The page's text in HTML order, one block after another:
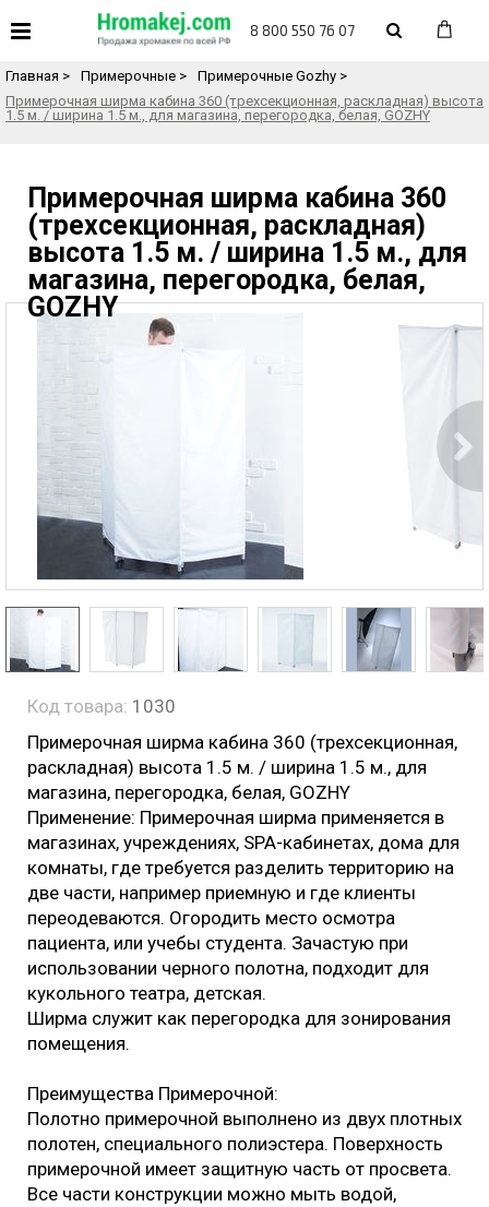
8 800 550 76 07
Назад в каталог товаров
Главная > Примерочные > Примерочные Gozhy >
Примерочная ширма кабина 360 (трехсекционная, раскладная) высота
1.5 м. / ширина 1.5 м., для магазина, перегородка, белая, GOZHY
Примерочная ширма кабина 360
(трехсекционная, раскладная)
высота 1.5 м. / ширина 1.5 м., для
магазина, перегородка, белая,
GOZHY
Код товара: 1030
Примерочная ширма кабина 360 (трехсекционная,
раскладная) высота 1.5 м. / ширина 1.5 м., для
магазина, перегородка, белая, GOZHY
Применение: Примерочная ширма применяется в
магазинах, учреждениях, SPA-кабинетах, дома для
комнаты, где требуется разделить территорию на
две части, например приемную и где клиенты
переодеваются. Огородить место осмотра
пациента, или учебы студента. Зачастую при
использовании черного полотна, подходит для
кукольного театра, детская.
Ширма служит как перегородка для зонирования
помещения.
Преимущества Примерочной:
Полотно примерочной выполнено из двух плотных
полотен, специального полиэстера. Поверхность
примерочной имеет защитную часть от просвета.
Все части конструкции можно мыть водой,